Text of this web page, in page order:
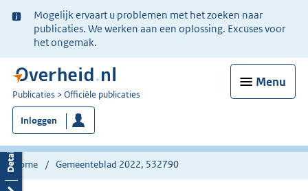
Ter
informatie:
Mogelijk ervaart u problemen met het zoeken naar
publicaties. We werken aan een oplossing. Excuses voor
het ongemak.
Menu
U
bent
nu
hier:
Publicaties Officiële publicaties
Inloggen
Home Gemeenteblad 2022, 532790